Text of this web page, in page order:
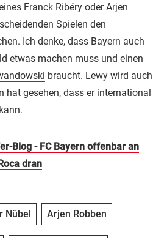
Franck Ribéry oderArjen
Spielen den
Ich denke, dass Bayern auch
etwas machen muss und einen
braucht. Lewy wird auch
hat gesehen, dass er international
Blog - FC Bayern offenbar an
dran
Nübel Arjen Robben